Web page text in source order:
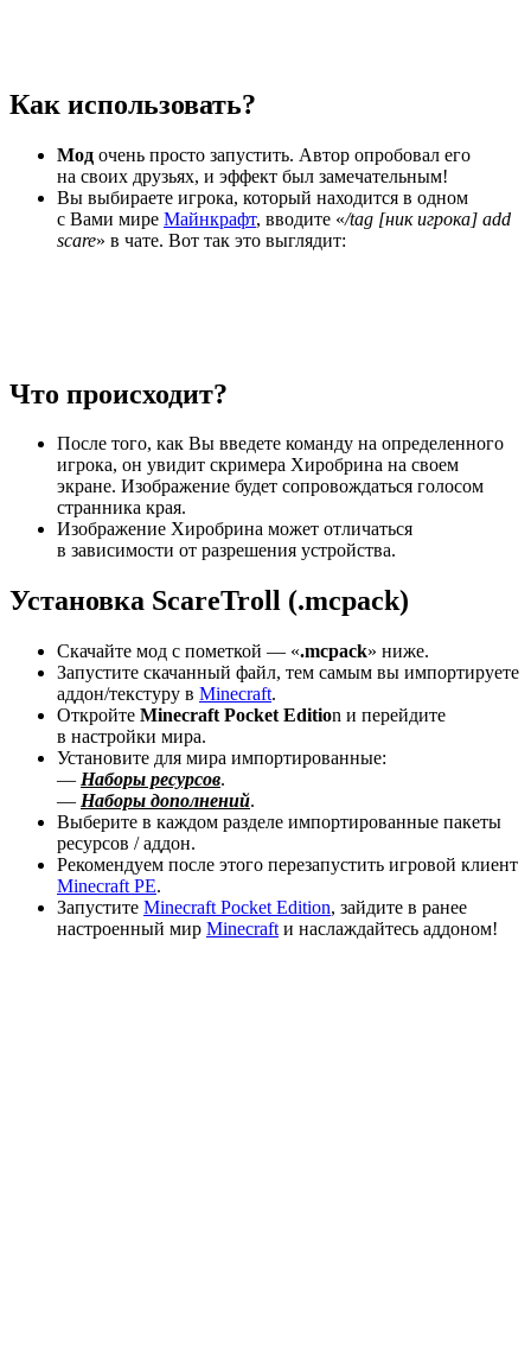
Как использовать?
Мод очень просто запустить. Автор опробовал его
на своих друзьях, и эффект был замечательным!
Вы выбираете игрока, который находится в одном
с Вами мире Майнкрафт, вводите «/tag [ник игрока] add
scare» в чате. Вот так это выглядит:
Что происходит?
После того, как Вы введете команду на определенного
игрока, он увидит скримера Хиробрина на своем
экране. Изображение будет сопровождаться голосом
странника края.
Изображение Хиробрина может отличаться
в зависимости от разрешения устройства.
Установка ScareTroll (.mcpack)
Скачайте мод с пометкой — «.mcpack» ниже.
Запустите скачанный файл, тем самым вы импортируете
аддон/текстуру в Minecraft.
Откройте Minecraft Pocket Edition и перейдите
в настройки мира.
Установите для мира импортированные:
— Наборы ресурсов.
— Наборы дополнений.
Выберите в каждом разделе импортированные пакеты
ресурсов / аддон.
Рекомендуем после этого перезапустить игровой клиент
Minecraft PE.
Запустите Minecraft Pocket Edition, зайдите в ранее
настроенный мир Minecraft и наслаждайтесь аддоном!